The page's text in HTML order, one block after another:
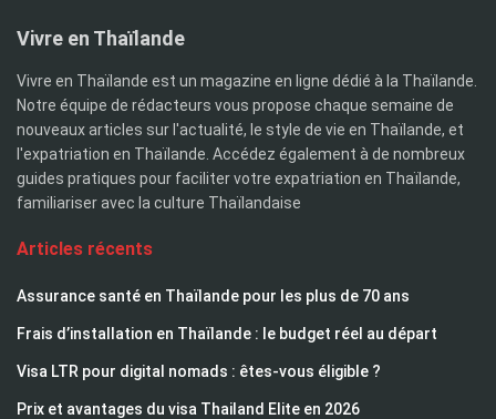
Vivre en Thaïlande
Vivre en Thaïlande est un magazine en ligne dédié à la Thaïlande.
Notre équipe de rédacteurs vous propose chaque semaine de
nouveaux articles sur l'actualité, le style de vie en Thaïlande, et
l'expatriation en Thaïlande. Accédez également à de nombreux
guides pratiques pour faciliter votre expatriation en Thaïlande,
familiariser avec la culture Thaïlandaise
Articles récents
Assurance santé en Thaïlande pour les plus de 70 ans
Frais d’installation en Thaïlande : le budget réel au départ
Visa LTR pour digital nomads : êtes-vous éligible ?
Prix et avantages du visa Thailand Elite en 2026